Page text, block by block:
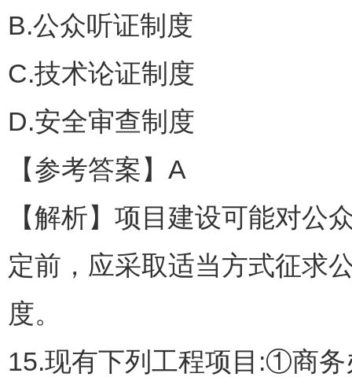
B.公众听证制度
C.技术论证制度
D.安全审查制度
【参考答案】A
【解析】项目建设可能对公
定前，应采取适当方式征求
度。
15.现有下列工程项目:①商